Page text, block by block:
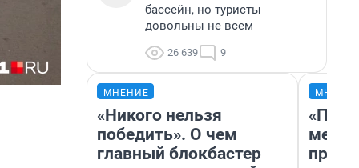
бассейн, но туристы
довольны не всем
26 639 9
МНЕНИЕ
«Никого нельзя
победить». О чем
главный блокбастер